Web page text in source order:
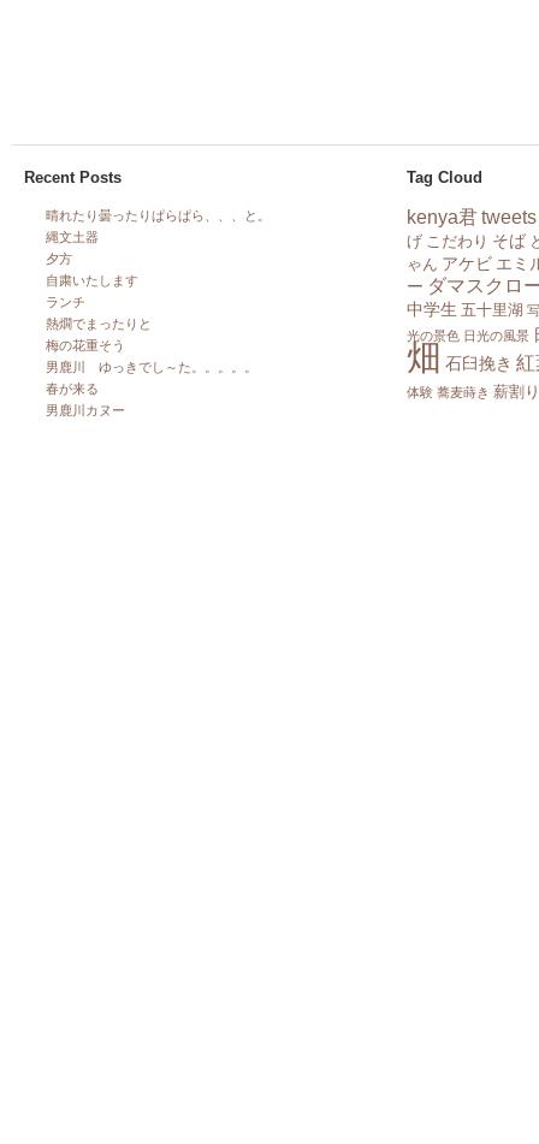
Recent Posts
晴れたり曇ったりぱらぱら、、、と。
縄文土器
夕方
自粛いたします
ランチ
熱燗でまったりと
梅の花重そう
男鹿川 ゆっきでし～た。。。。。
春が来る
男鹿川カヌー
Tag Cloud
kenya君 tweets
げ こだわり そば
ゃん アケビ エミ
ー ダマスクロ
中学生 五十里湖
光の景色 日光の風景
畑 石臼挽き 紅
体験 蕎麦蒔き 薪割り